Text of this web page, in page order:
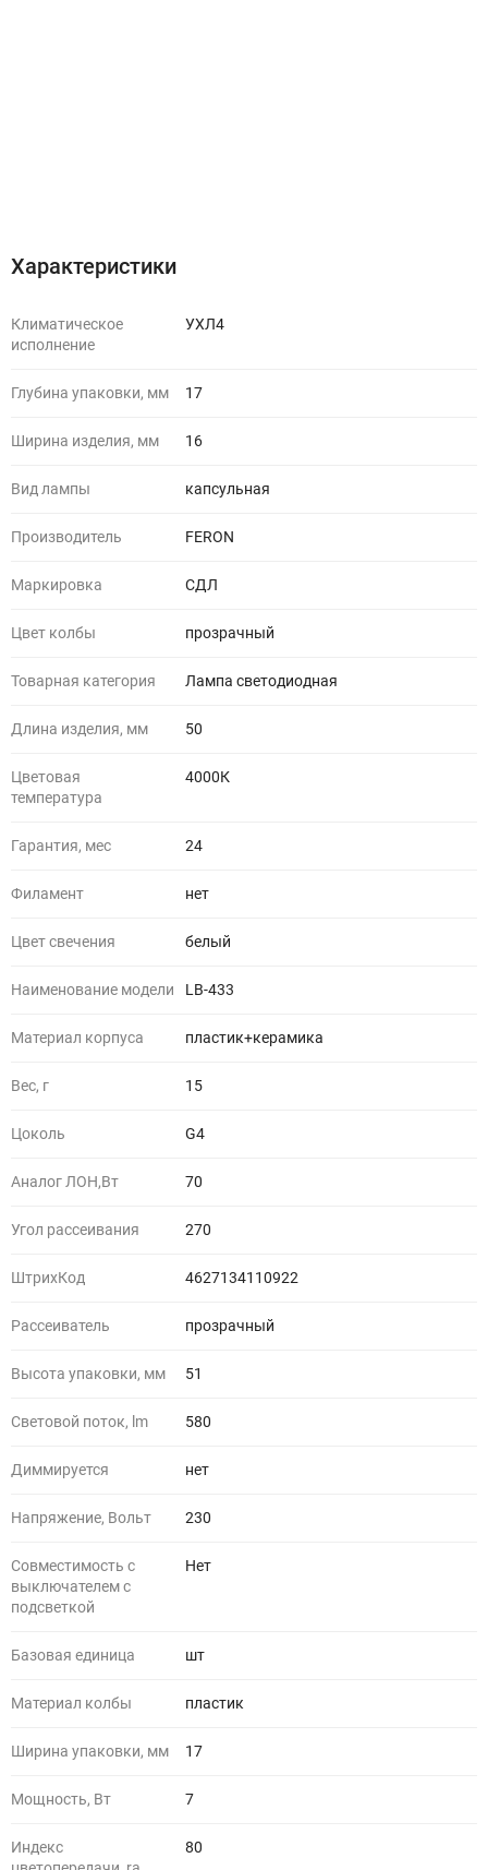
Характеристики
Климатическое
исполнение
УХЛ4
Глубина упаковки, мм 17
Ширина изделия, мм 16
Вид лампы капсульная
Производитель FERON
Маркировка СДЛ
Цвет колбы прозрачный
Товарная категория Лампа светодиодная
Длина изделия, мм 50
Цветовая
температура
4000К
Гарантия, мес 24
Филамент нет
Цвет свечения белый
Наименование модели LB-433
Материал корпуса пластик+керамика
Вес, г 15
Цоколь G4
Аналог ЛОН,Вт 70
Угол рассеивания 270
ШтрихКод 4627134110922
Рассеиватель прозрачный
Высота упаковки, мм 51
Световой поток, lm 580
Диммируется нет
Напряжение, Вольт 230
Совместимость с
выключателем с
подсветкой
Нет
Базовая единица шт
Материал колбы пластик
Ширина упаковки, мм 17
Мощность, Вт 7
Индекс
80